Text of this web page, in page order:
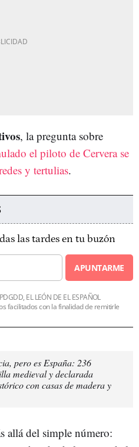
, la pregunta sobre
el piloto de Cervera se
y tertulias.
las tardes en tu buzón
APUNTARME
EL LEÓN DE EL ESPAÑOL
facilitados con la finalidad de remitirle
pero es España: 236
medieval y declarada
con casas de madera y
allá del simple número: